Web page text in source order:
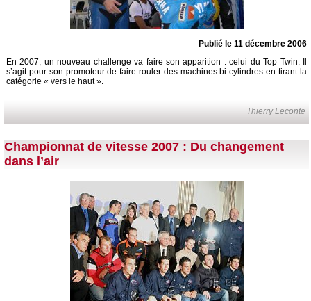
Publié le 11 décembre 2006
En 2007, un nouveau challenge va faire son apparition : celui du Top Twin. Il
s’agit pour son promoteur de faire rouler des machines bi-cylindres en tirant la
catégorie « vers le haut ».
Thierry Leconte
Championnat de vitesse 2007 : Du changement
dans l’air